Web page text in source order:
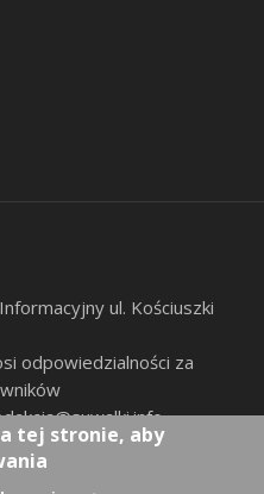
ul. Kościuszki
odpowiedzialności za
,
tej stronie, aby